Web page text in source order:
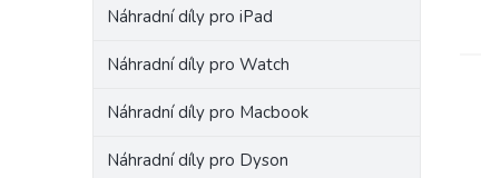
Náhradní díly pro iPad
Náhradní díly pro Watch
Náhradní díly pro Macbook
Náhradní díly pro Dyson